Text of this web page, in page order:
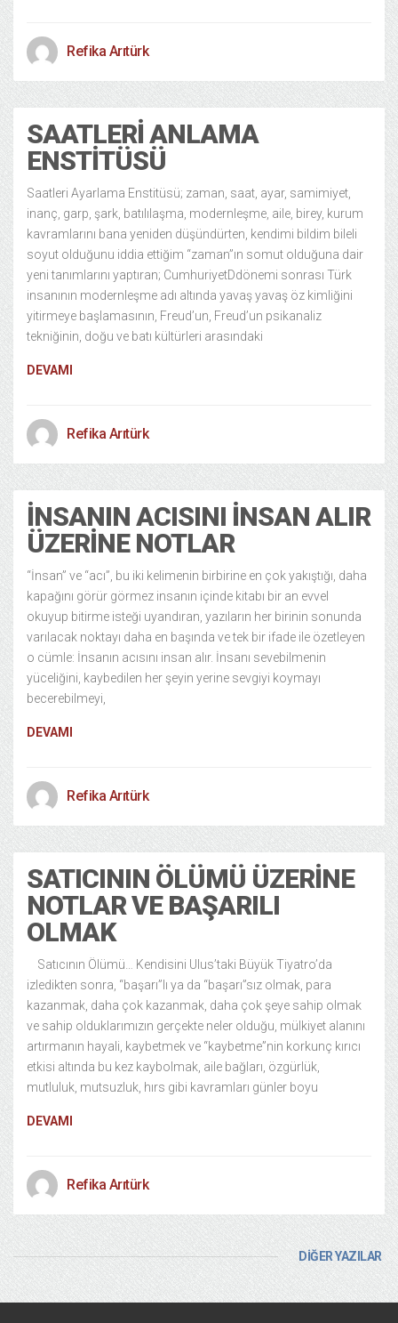
Refika Arıtürk
SAATLERI ANLAMA
ENSTITÜSÜ
Saatleri Ayarlama Enstitüsü; zaman, saat, ayar, samimiyet,
inanç, garp, şark, batılılaşma, modernleşme, aile, birey, kurum
kavramlarını bana yeniden düşündürten, kendimi bildim bileli
soyut olduğunu iddia ettiğim “zaman”ın somut olduğuna dair
yeni tanımlarını yaptıran; CumhuriyetDdönemi sonrası Türk
insanının modernleşme adı altında yavaş yavaş öz kimliğini
yitirmeye başlamasının, Freud’un, Freud’un psikanaliz
tekniğinin, doğu ve batı kültürleri arasındaki
DEVAMI
Refika Arıtürk
İNSANIN ACISINI İNSAN ALIR
ÜZERINE NOTLAR
“İnsan” ve “acı”, bu iki kelimenin birbirine en çok yakıştığı, daha
kapağını görür görmez insanın içinde kitabı bir an evvel
okuyup bitirme isteği uyandıran, yazıların her birinin sonunda
varılacak noktayı daha en başında ve tek bir ifade ile özetleyen
o cümle: İnsanın acısını insan alır. İnsanı sevebilmenin
yüceliğini, kaybedilen her şeyin yerine sevgiyi koymayı
becerebilmeyi,
DEVAMI
Refika Arıtürk
SATICININ ÖLÜMÜ ÜZERINE
NOTLAR VE BAŞARILI
OLMAK
Satıcının Ölümü… Kendisini Ulus’taki Büyük Tiyatro’da
izledikten sonra, “başarı”lı ya da “başarı”sız olmak, para
kazanmak, daha çok kazanmak, daha çok şeye sahip olmak
ve sahip olduklarımızın gerçekte neler olduğu, mülkiyet alanını
artırmanın hayali, kaybetmek ve “kaybetme”nin korkunç kırıcı
etkisi altında bu kez kaybolmak, aile bağları, özgürlük,
mutluluk, mutsuzluk, hırs gibi kavramları günler boyu
DEVAMI
Refika Arıtürk
DİĞER YAZILAR